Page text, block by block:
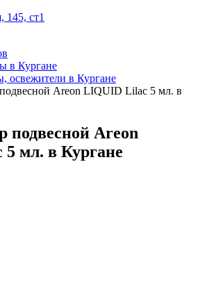
145, ст1
в Кургане
освежители в Кургане
Areon LIQUID Lilac 5 мл. в
подвесной Areon
мл. в Кургане